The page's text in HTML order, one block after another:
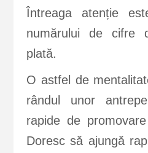
Întreaga atenție
numărului de cifre
plată.
O astfel de
rândul unor
rapide de
Doresc să ajungă